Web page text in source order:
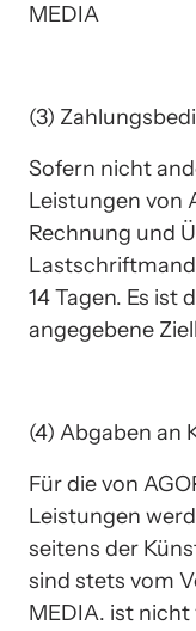
MEDIA
(3)
Sofern nicht
Leistungen von
Rechnung und
14 Tagen. Es ist
angegebene
(4) Abgaben an
Für die von
Leistungen
seitens der
sind stets vom
MEDIA. ist